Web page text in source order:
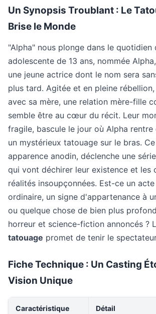
Un Synopsis Troublant : Le
Brise le Monde
"Alpha" nous plonge dans le quotidien
adolescente de 13 ans, nommée
une jeune actrice dont le nom sera
plus tard. Agitée et en pleine
avec sa mère, une relation mère-fille
semble être au cœur du récit. Leur
fragile, bascule le jour où Alpha
un mystérieux tatouage sur le bras.
apparence anodin, déclenche une
qui vont déchirer leur existence et les
réalités insoupçonnées. Est-ce un
ordinaire, un signe d'appartenance à
ou quelque chose de bien plus
horreur et science-fiction annoncés ?
tatouage promet de tenir le
Fiche Technique : Un Casting
Vision Unique
Caractéristique Détail